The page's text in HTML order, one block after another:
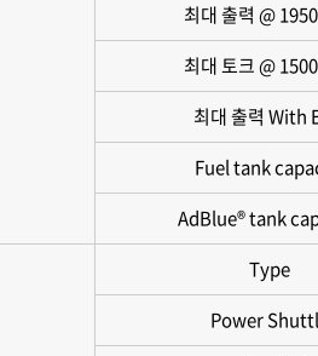
최대 출력 @
최대 토크 @
최대 출력 With
Fuel tank
AdBlue® tank
Type
Power